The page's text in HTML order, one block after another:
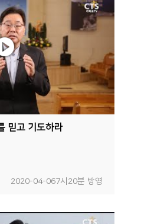
믿고 기도하라
2020-04-067시20분 방영